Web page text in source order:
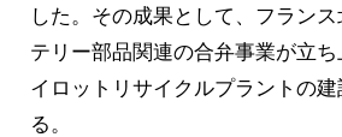
した。その成果として、フラン
テリー部品関連の合弁事業が立
イロットリサイクルプラントの
る。